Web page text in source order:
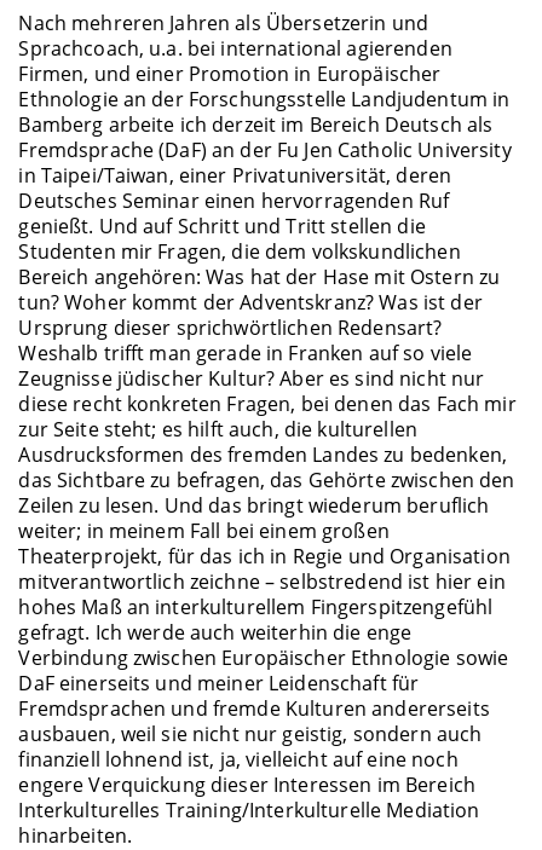
Nach mehreren Jahren als Übersetzerin und
Sprachcoach, u.a. bei international agierenden
Firmen, und einer Promotion in Europäischer
Ethnologie an der Forschungsstelle Landjudentum in
Bamberg arbeite ich derzeit im Bereich Deutsch als
Fremdsprache (DaF) an der Fu Jen Catholic University
in Taipei/Taiwan, einer Privatuniversität, deren
Deutsches Seminar einen hervorragenden Ruf
genießt. Und auf Schritt und Tritt stellen die
Studenten mir Fragen, die dem volkskundlichen
Bereich angehören: Was hat der Hase mit Ostern zu
tun? Woher kommt der Adventskranz? Was ist der
Ursprung dieser sprichwörtlichen Redensart?
Weshalb trifft man gerade in Franken auf so viele
Zeugnisse jüdischer Kultur? Aber es sind nicht nur
diese recht konkreten Fragen, bei denen das Fach mir
zur Seite steht; es hilft auch, die kulturellen
Ausdrucksformen des fremden Landes zu bedenken,
das Sichtbare zu befragen, das Gehörte zwischen den
Zeilen zu lesen. Und das bringt wiederum beruflich
weiter; in meinem Fall bei einem großen
Theaterprojekt, für das ich in Regie und Organisation
mitverantwortlich zeichne – selbstredend ist hier ein
hohes Maß an interkulturellem Fingerspitzengefühl
gefragt. Ich werde auch weiterhin die enge
Verbindung zwischen Europäischer Ethnologie sowie
DaF einerseits und meiner Leidenschaft für
Fremdsprachen und fremde Kulturen andererseits
ausbauen, weil sie nicht nur geistig, sondern auch
finanziell lohnend ist, ja, vielleicht auf eine noch
engere Verquickung dieser Interessen im Bereich
Interkulturelles Training/Interkulturelle Mediation
hinarbeiten.